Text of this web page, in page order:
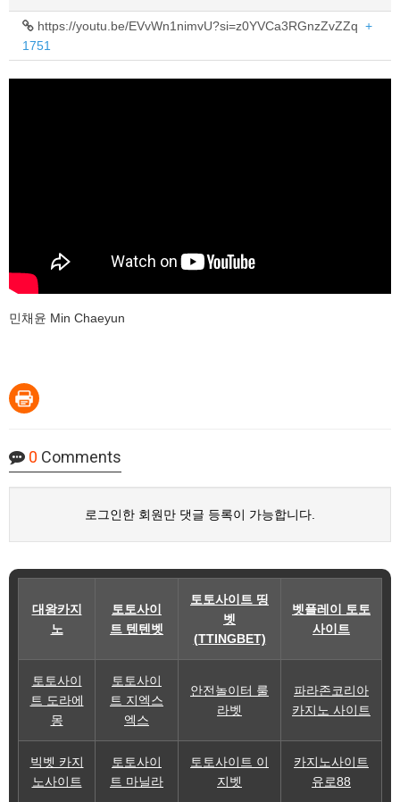
https://youtu.be/EVvWn1nimvU?si=z0YVCa3RGnzZvZZq +
1751
민채윤 Min Chaeyun
0 Comments
로그인한 회원만 댓글 등록이 가능합니다.
대왕카지
노
토토사이
트 텐텐벳
토토사이트 띵
벳
(TTINGBET)
벳플레이 토토
사이트
토토사이
트 도라에
몽
토토사이
트 지엑스
엑스
안전놀이터 룰
라벳
파라존코리아
카지노 사이트
빅벳 카지
노사이트
토토사이
트 마닐라
토토사이트 이
지벳
카지노사이트
유로88